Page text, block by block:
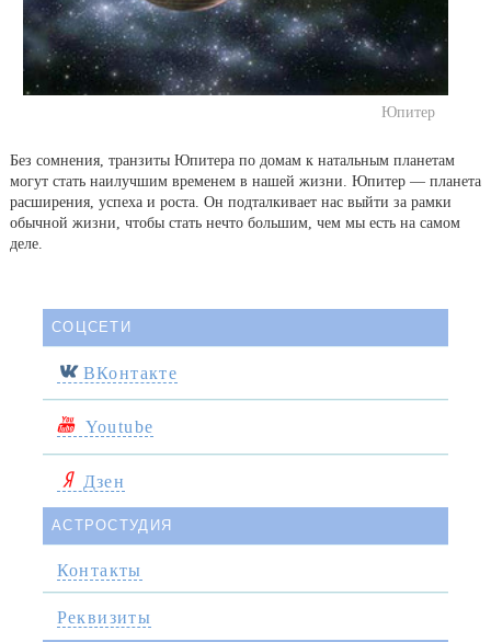
Юпитер
Без сомнения, транзиты Юпитера по домам к натальным планетам
могут стать наилучшим временем в нашей жизни. Юпитер — планета
расширения, успеха и роста. Он подталкивает нас выйти за рамки
обычной жизни, чтобы стать нечто большим, чем мы есть на самом
деле.
СОЦСЕТИ
ВКонтакте
Youtube
Дзен
АСТРОСТУДИЯ
Контакты
Реквизиты